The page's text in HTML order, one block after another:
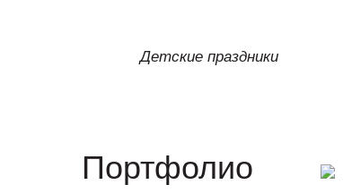
Детские праздники
Портфолио